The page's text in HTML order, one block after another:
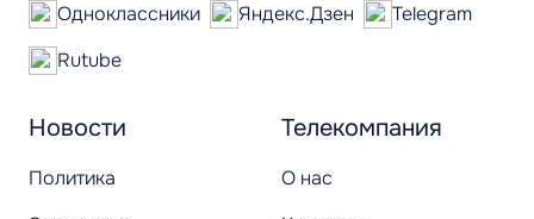
Новости
Политика
Телекомпания
О нас
Одноклассники
Яндекс.Дзен
Telegram
Rutube